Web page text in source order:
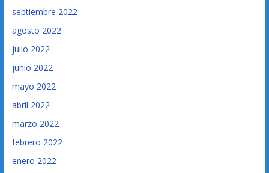
septiembre 2022
agosto 2022
julio 2022
junio 2022
mayo 2022
abril 2022
marzo 2022
febrero 2022
enero 2022